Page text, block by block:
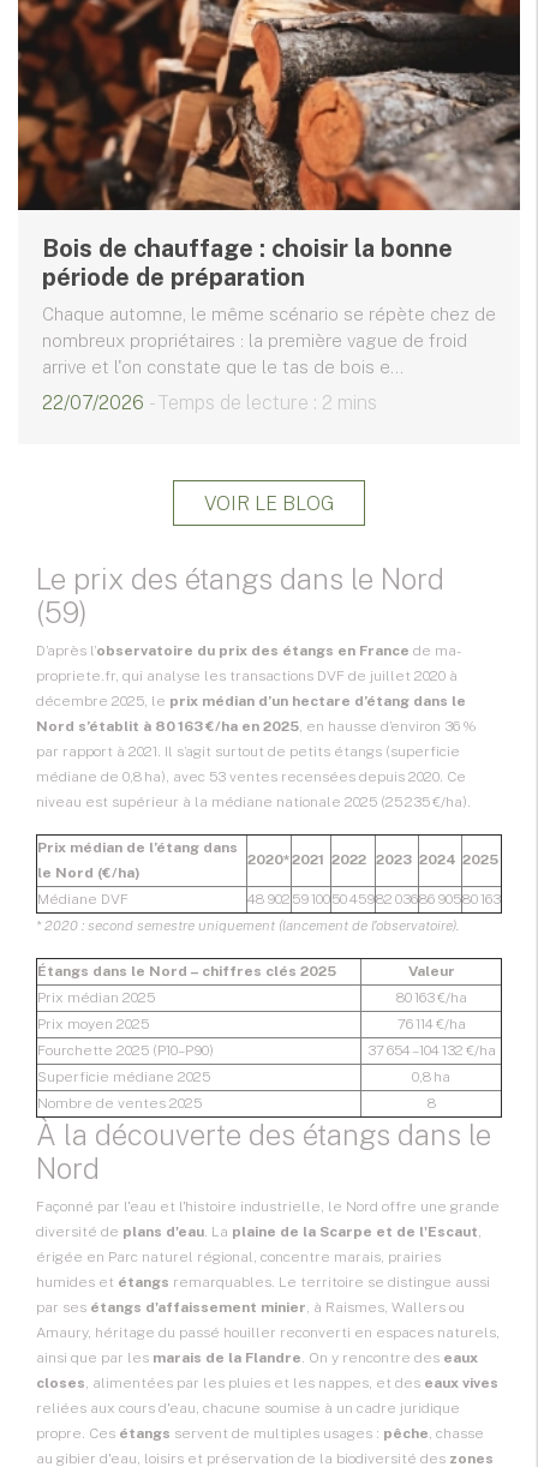
Bois de chauffage : choisir la bonne
période de préparation
Chaque automne, le même scénario se répète chez de
nombreux propriétaires : la première vague de froid
arrive et l'on constate que le tas de bois e...
22/07/2026 - Temps de lecture : 2 mins
VOIR LE BLOG
Le prix des étangs dans le Nord
(59)
D’après l’observatoire du prix des étangs en France de ma-
propriete.fr, qui analyse les transactions DVF de juillet 2020 à
décembre 2025, le prix médian d’un hectare d’étang dans le
Nord s’établit à 80 163 €/ha en 2025, en hausse d’environ 36 %
par rapport à 2021. Il s’agit surtout de petits étangs (superficie
médiane de 0,8 ha), avec 53 ventes recensées depuis 2020. Ce
niveau est supérieur à la médiane nationale 2025 (25 235 €/ha).
Prix médian de l’étang dans
le Nord (€/ha)
2020*2021 2022 2023 2024 2025
Médiane DVF 48 902 59 10050 45982 03686 90580 163
* 2020 : second semestre uniquement (lancement de l’observatoire).
Étangs dans le Nord – chiffres clés 2025
Valeur
Prix médian 2025
80 163 €/ha
Prix moyen 2025
76 114 €/ha
Fourchette 2025 (P10–P90)
37 654 – 104 132 €/ha
Superficie médiane 2025
0,8 ha
Nombre de ventes 2025
8
À la découverte des étangs dans le
Nord
Façonné par l'eau et l'histoire industrielle, le Nord offre une grande
diversité de plans d'eau. La plaine de la Scarpe et de l'Escaut,
érigée en Parc naturel régional, concentre marais, prairies
humides et étangs remarquables. Le territoire se distingue aussi
par ses étangs d'affaissement minier, à Raismes, Wallers ou
Amaury, héritage du passé houiller reconverti en espaces naturels,
ainsi que par les marais de la Flandre. On y rencontre des eaux
closes, alimentées par les pluies et les nappes, et des eaux vives
reliées aux cours d'eau, chacune soumise à un cadre juridique
propre. Ces étangs servent de multiples usages : pêche, chasse
au gibier d'eau, loisirs et préservation de la biodiversité des zones